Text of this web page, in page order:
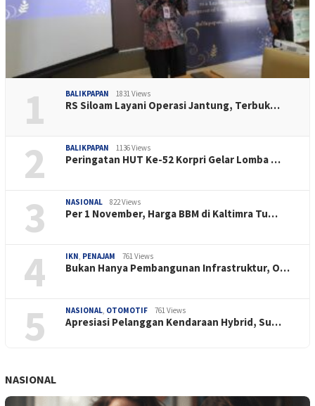
1 BALIKPAPAN 1831 Views
RS Siloam Layani Operasi Jantung, Terbuk…
2 BALIKPAPAN 1136 Views
Peringatan HUT Ke-52 Korpri Gelar Lomba …
3 NASIONAL 822 Views
Per 1 November, Harga BBM di Kaltimra Tu…
4 IKN, PENAJAM 761 Views
Bukan Hanya Pembangunan Infrastruktur, O…
5 NASIONAL, OTOMOTIF 761 Views
Apresiasi Pelanggan Kendaraan Hybrid, Su…
NASIONAL